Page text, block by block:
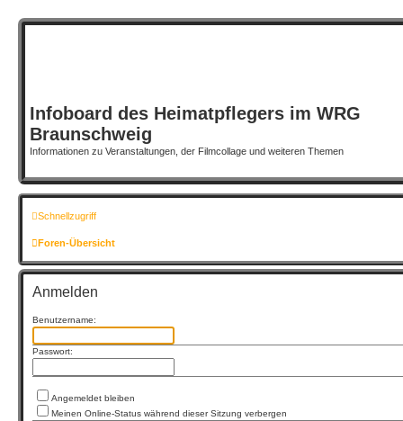
Infoboard des Heimatpflegers im WRG
Braunschweig
Informationen zu Veranstaltungen, der Filmcollage und weiteren Themen
Schnellzugriff
Foren-Übersicht
Anmelden
Benutzername:
Passwort:
Angemeldet bleiben
Meinen Online-Status während dieser Sitzung verbergen